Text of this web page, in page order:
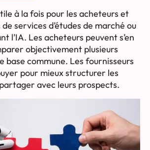
à la fois pour les acheteurs et
services d’études de marché ou
l’IA. Les acheteurs peuvent s’en
objectivement plusieurs
base commune. Les fournisseurs
pour mieux structurer les
avec leurs prospects.